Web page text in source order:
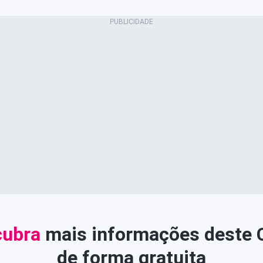
mais informações deste
de forma gratuita